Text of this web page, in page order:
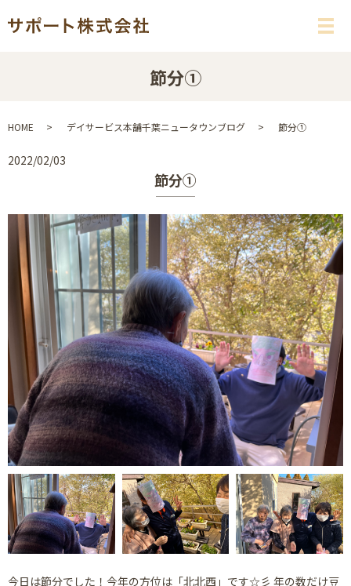
メ
節分①
HOME デイサービス本舗千葉ニュータウンブログ 節分①
2022/02/03
節分①
今日は節分でした！今年の方位は「北北西」です☆彡 年の数だけ豆